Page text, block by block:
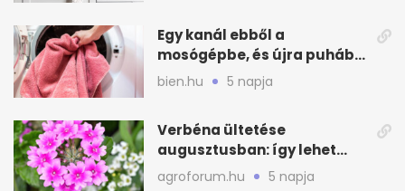
Egy kanál ebből a
mosógépbe, és újra puhább
lesz a törölköző
bien.hu 5 napja
Verbéna ültetése
augusztusban: így lehet
még idén virágos a kert
agroforum.hu 5 napja